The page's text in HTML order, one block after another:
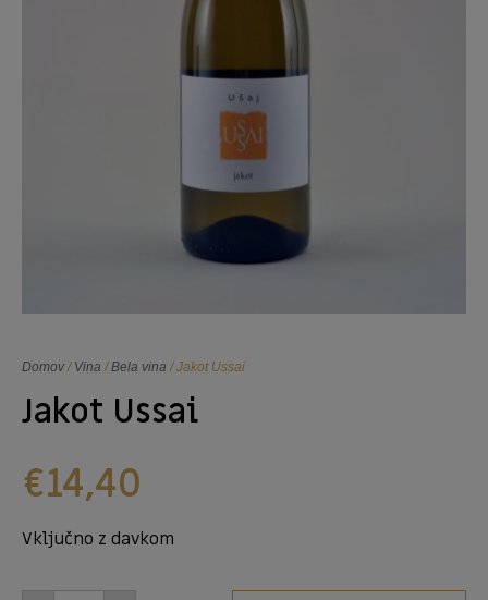
Domov/ Vina /Bela vina / Jakot Ussai
Jakot Ussai
€14,40
Vključno z davkom